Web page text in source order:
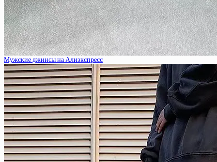
Мужские джинсы на Алиэкспресс